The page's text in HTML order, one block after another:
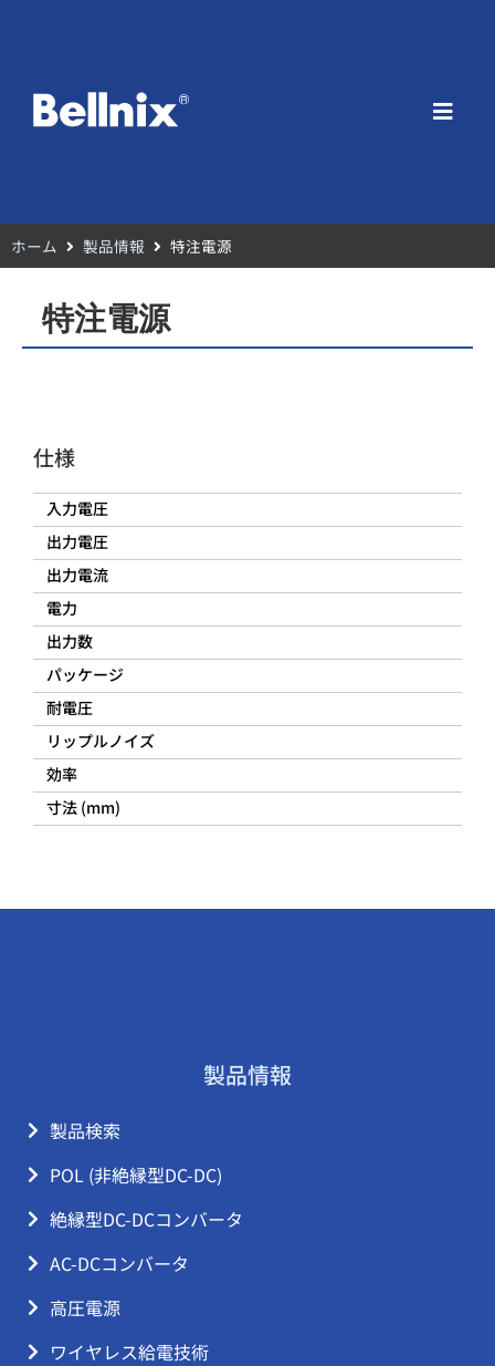
ホーム 製品情報 特注電源
特注電源
仕様
入力電圧
出力電圧
出力電流
電力
出力数
パッケージ
耐電圧
リップルノイズ
効率
寸法 (mm)
製品情報
製品検索
POL (非絶縁型DC-DC)
絶縁型DC-DCコンバータ
AC-DCコンバータ
高圧電源
ワイヤレス給電技術